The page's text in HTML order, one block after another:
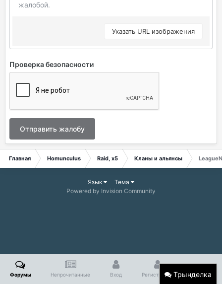
жалобой.
Указать URL изображения
Проверка безопасности
Отправить жалобу
Главная Homunculus Raid, x5 Кланы и альянсы
Трынделка
Язык
Тема
Powered by Invision Community
Форумы Непрочитанные Вход Регистрация Больше